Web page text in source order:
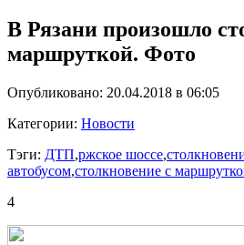
В Рязани произошло
маршруткой. Фото
Опубликовано: 20.04.2018 в 06:05
Категории: Новости
Тэги: ДТП,ржское шоссе,
автобусом,столкновение с
4